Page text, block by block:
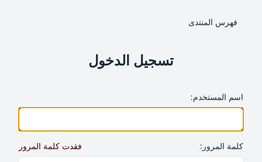
فهرس المنتدى
تسجيل الدخول
اسم المستخدم:
كلمة المرور: فقدت كلمة المرور